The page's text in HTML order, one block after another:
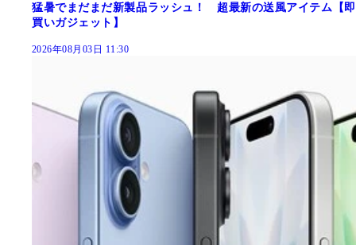
猛暑でまだまだ新製品ラッシュ！ 超最新の送風アイテム【即
買いガジェット】
2026年08月03日 11:30